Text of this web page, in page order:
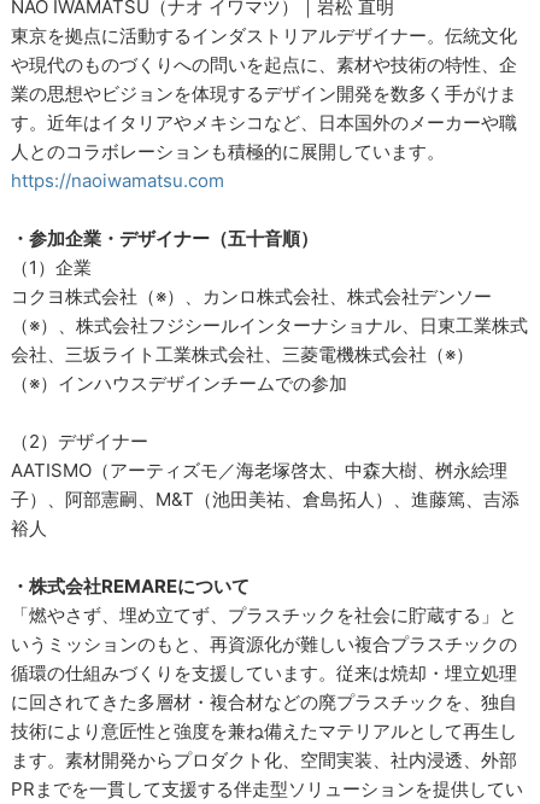
NAO IWAMATSU（ナオ イワマツ）｜岩松 直明
東京を拠点に活動するインダストリアルデザイナー。伝統文化
や現代のものづくりへの問いを起点に、素材や技術の特性、企
業の思想やビジョンを体現するデザイン開発を数多く手がけま
す。近年はイタリアやメキシコなど、日本国外のメーカーや職
人とのコラボレーションも積極的に展開しています。
https://naoiwamatsu.com
・参加企業・デザイナー（五十音順）
（1）企業
コクヨ株式会社（※）、カンロ株式会社、株式会社デンソー
（※）、株式会社フジシールインターナショナル、日東工業株式
会社、三坂ライト工業株式会社、三菱電機株式会社（※）
（※）インハウスデザインチームでの参加
（2）デザイナー
AATISMO（アーティズモ／海老塚啓太、中森大樹、桝永絵理
子）、阿部憲嗣、M&T（池田美祐、倉島拓人）、進藤篤、吉添
裕人
・株式会社REMAREについて
「燃やさず、埋め立てず、プラスチックを社会に貯蔵する」と
いうミッションのもと、再資源化が難しい複合プラスチックの
循環の仕組みづくりを支援しています。従来は焼却・埋立処理
に回されてきた多層材・複合材などの廃プラスチックを、独自
技術により意匠性と強度を兼ね備えたマテリアルとして再生し
ます。素材開発からプロダクト化、空間実装、社内浸透、外部
PRまでを一貫して支援する伴走型ソリューションを提供してい